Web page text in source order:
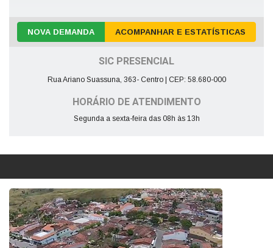
NOVA DEMANDA ACOMPANHAR E ESTATÍSTICAS
SIC PRESENCIAL
Rua Ariano Suassuna, 363- Centro | CEP: 58.680-000
HORÁRIO DE ATENDIMENTO
Segunda a sexta-feira das 08h às 13h